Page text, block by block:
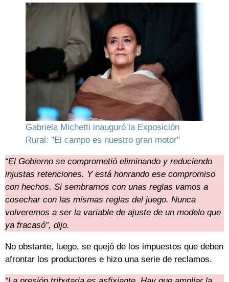
Gabriela Michetti inauguró la Exposición
Rural: "El campo es nuestro gran motor"
“El Gobierno se comprometió eliminando y reduciendo
injustas retenciones. Y está honrando ese compromiso
con hechos. Si sembramos con unas reglas vamos a
cosechar con las mismas reglas del juego. Nunca
volveremos a ser la variable de ajuste de un modelo que
ya fracasó”, dijo.
No obstante, luego, se quejó de los impuestos que deben
afrontar los productores e hizo una serie de reclamos.